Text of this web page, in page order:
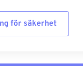
för säkerhet